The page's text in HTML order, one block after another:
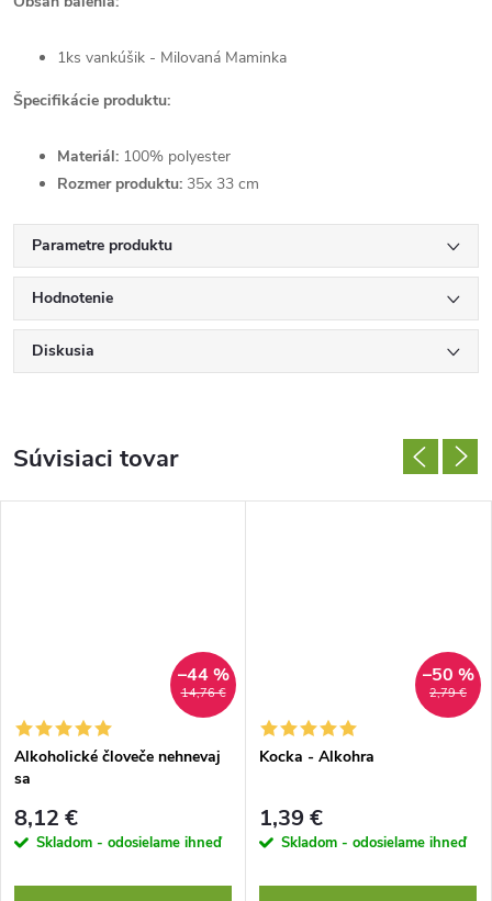
1ks vankúšik - Milovaná Maminka
Špecifikácie produktu:
Materiál: 100% polyester
Rozmer produktu: 35x 33 cm
Parametre produktu
Hodnotenie
Diskusia
Súvisiaci tovar
14,76 €
–44 %
Alkoholické človeče nehnevaj
sa
8,12 €
Skladom - odosielame ihneď
2,79 €
–50 %
Kocka - Alkohra
1,39 €
Skladom - odosielame ihneď